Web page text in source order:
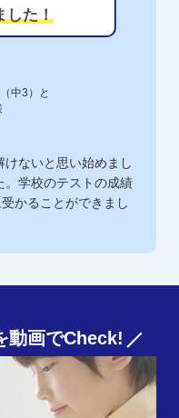
した！
中3）と
ないと思い始めまし
。学校のテストの成績
かることができまし
動画でCheck!